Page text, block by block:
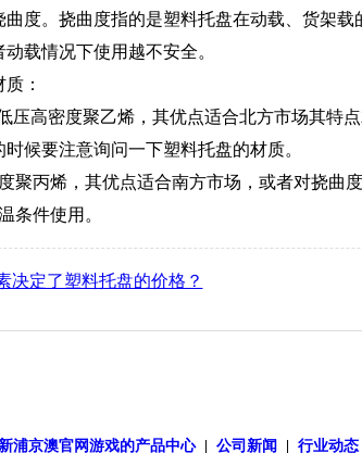
曲度。挠曲度指的是塑料托盘在动载、货架
载情况下使用越不安全。
：
压高密度聚乙烯，其优点适合北方市场其
候要注意询问一下塑料托盘的材质。
聚丙烯，其优点适合南方市场，或者对挠曲
条件使用。
决定了塑料托盘的价格？
新浦京澳官网游戏的产品中心 公司新闻 行业动态